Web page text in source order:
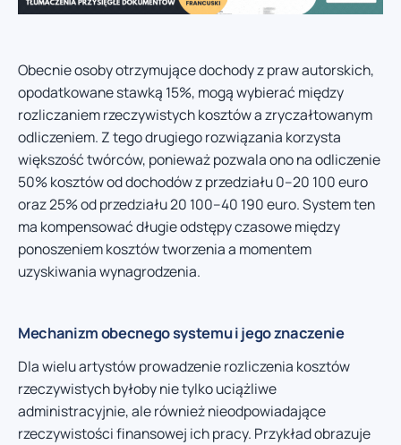
Obecnie osoby otrzymujące dochody z praw autorskich,
opodatkowane stawką 15%, mogą wybierać między
rozliczaniem rzeczywistych kosztów a zryczałtowanym
odliczeniem. Z tego drugiego rozwiązania korzysta
większość twórców, ponieważ pozwala ono na odliczenie
50% kosztów od dochodów z przedziału 0–20 100 euro
oraz 25% od przedziału 20 100–40 190 euro. System ten
ma kompensować długie odstępy czasowe między
ponoszeniem kosztów tworzenia a momentem
uzyskiwania wynagrodzenia.
Mechanizm obecnego systemu i jego znaczenie
Dla wielu artystów prowadzenie rozliczenia kosztów
rzeczywistych byłoby nie tylko uciążliwe
administracyjnie, ale również nieodpowiadające
rzeczywistości finansowej ich pracy. Przykład obrazuje